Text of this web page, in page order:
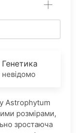
Генетика
невідомо
Astrophytum
розмірами,
зростаюча